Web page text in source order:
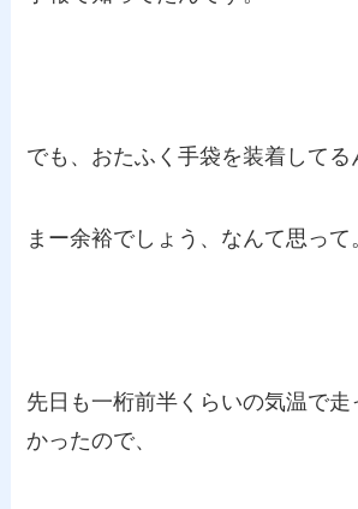
でも、おたふく手袋を装着してる
まー余裕でしょう、なんて思って
先日も一桁前半くらいの気温で走
かったので、